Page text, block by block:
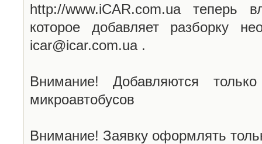
http://www.iCAR.com.ua теперь
которое добавляет разборку
icar@icar.com.ua .
Внимание! Добавляются
микроавтобусов
Внимание! Заявку оформлять